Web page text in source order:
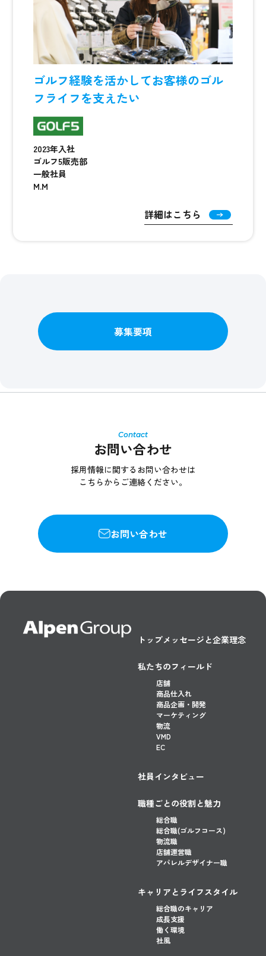
ゴルフ経験を活かしてお客様のゴル
フライフを支えたい
2023年入社
ゴルフ5販売部
一般社員
M.M
詳細はこちら
募集要項
お問い合わせ
採用情報に関するお問い合わせは
こちらからご連絡ください。
お問い合わせ
トップメッセージと企業理念
私たちのフィールド
店舗
商品仕入れ
商品企画・開発
マーケティング
物流
VMD
EC
社員インタビュー
職種ごとの役割と魅力
総合職
総合職(ゴルフコース)
物流職
店舗運営職
アパレルデザイナー職
キャリアとライフスタイル
総合職のキャリア
成長支援
働く環境
社風